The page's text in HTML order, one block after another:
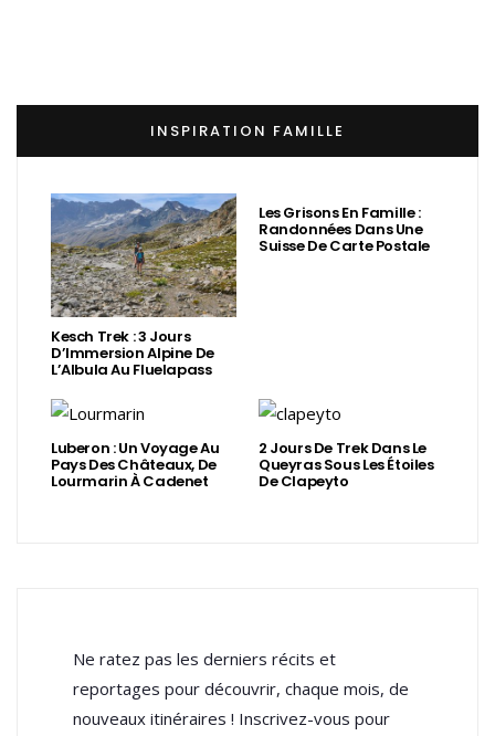
INSPIRATION FAMILLE
Kesch Trek : 3 Jours
D’Immersion Alpine De
L’Albula Au Fluelapass
Les Grisons En Famille :
Randonnées Dans Une
Suisse De Carte Postale
Luberon : Un Voyage Au
Pays Des Châteaux, De
Lourmarin À Cadenet
2 Jours De Trek Dans Le
Queyras Sous Les Étoiles
De Clapeyto
Ne ratez pas les derniers récits et
reportages pour découvrir, chaque mois, de
nouveaux itinéraires ! Inscrivez-vous pour